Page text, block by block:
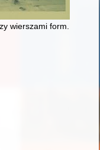
ze zbiorów
wierszami form... =